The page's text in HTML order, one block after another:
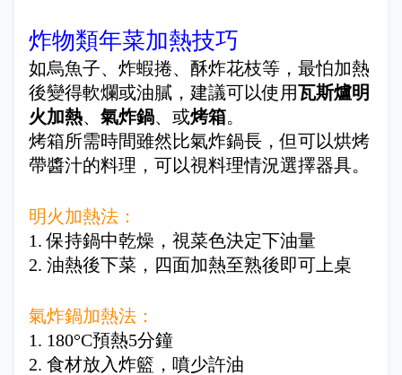
炸物類年菜加熱技巧
如烏魚子、炸蝦捲、酥炸花枝等，最怕加熱
後變得軟爛或油膩，建議可以使用瓦斯爐明
火加熱、 氣炸鍋、或烤箱。
烤箱所需時間雖然比氣炸鍋長，但可以烘烤
帶醬汁的料理，可以視料理情況選擇器具。
明火加熱法：
1. 保持鍋中乾燥，視菜色決定下油量
2. 油熱後下菜，四面加熱至熟後即可上桌
氣炸鍋加熱法：
1. 180°C預熱5分鐘
2. 食材放入炸籃，噴少許油